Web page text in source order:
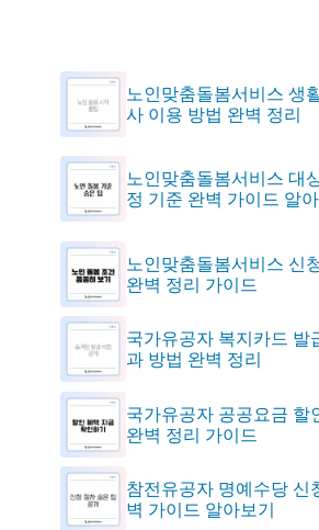
노인맞춤돌봄서비스 생
사 이용 방법 완벽 정리
노인맞춤돌봄서비스 대
정 기준 완벽 가이드 알
노인맞춤돌봄서비스 신
완벽 정리 가이드
국가유공자 복지카드 발
과 방법 완벽 정리
국가유공자 공공요금 할
완벽 정리 가이드
참전유공자 명예수당 신
벽 가이드 알아보기